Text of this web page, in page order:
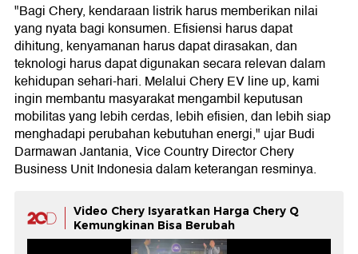
"Bagi Chery, kendaraan listrik harus memberikan nilai
yang nyata bagi konsumen. Efisiensi harus dapat
dihitung, kenyamanan harus dapat dirasakan, dan
teknologi harus dapat digunakan secara relevan dalam
kehidupan sehari-hari. Melalui Chery EV line up, kami
ingin membantu masyarakat mengambil keputusan
mobilitas yang lebih cerdas, lebih efisien, dan lebih siap
menghadapi perubahan kebutuhan energi," ujar Budi
Darmawan Jantania, Vice Country Director Chery
Business Unit Indonesia dalam keterangan resminya.
Video Chery Isyaratkan Harga Chery Q
Kemungkinan Bisa Berubah